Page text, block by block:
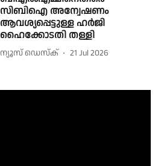
സിബിഐ അന്വേഷണം
ആവശ്യപ്പെട്ടുള്ള ഹർജി
ഹൈക്കോടതി തള്ളി
ന്യൂസ് ഡെസ്ക് 21 Jul 2026